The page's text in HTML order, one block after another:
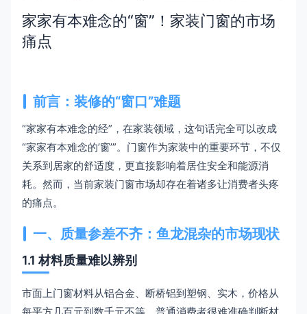
家家有本难念的“窗”！家装门窗的市场
痛点
前言：装修的“窗口”难题
“家家有本难念的经”，在家装领域，这句话完全可以改成
“家家有本难念的’窗’”。门窗作为家装中的重要环节，不仅
关系到居家的舒适度，更直接影响着居住安全和能源消
耗。然而，当前家装门窗市场却存在着诸多让消费者头疼
的痛点。
一、质量参差不齐：鱼龙混杂的市场现状
1.1 材料质量难以辨别
市面上门窗材料从铝合金、断桥铝到塑钢、实木，价格从